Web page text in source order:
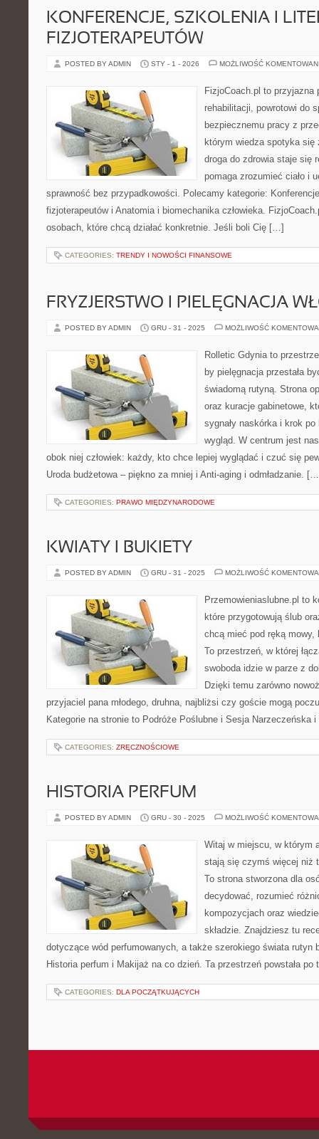
KONFERENCJE, SZKOLENIA I
FIZJOTERAPEUTÓW
POSTED BY ADMIN STY - 1 - 2026 MOŻLIWOŚĆ
FizjoCoach.pl to przyjazna
rehabilitacji, powrotowi do
bezpiecznemu pracy z
którym wiedza spotyka
droga do zdrowia staje się
pomaga zrozumieć ciało i
sprawność bez przypadkowości. Polecamy kategorie:
fizjoterapeutów i Anatomia i biomechanika człowieka.
osobach, które chcą działać konkretnie. Jeśli boli Cię […]
CATEGORIES: TRENDY I NOWOŚCI FINANSOWE
FRYZJERSTWO I PIELĘGNACJA
POSTED BY ADMIN GRU - 31 - 2025 MOŻLIWOŚĆ
Rolletic Gdynia to
by pielęgnacja przestała
świadomą rutyną. Strona
oraz kuracje gabinetowe,
sygnały naskórka i krok
wygląd. W centrum jest
obok niej człowiek: każdy, kto chce lepiej wyglądać i czuć się
Uroda budżetowa – piękno za mniej i Anti-aging i odmładzanie.
CATEGORIES: PRAWO MIĘDZYNARODOWE
KWIATY I BUKIETY
POSTED BY ADMIN GRU - 31 - 2025 MOŻLIWOŚĆ
Przemowieniaslubne.pl to
które przygotowują ślub
chcą mieć pod ręką
To przestrzeń, w której
swoboda idzie w parze z
Dzięki temu zarówno
przyjaciel pana młodego, druhna, najbliżsi czy goście mogą
Kategorie na stronie to Podróże Poślubne i Sesja Narzeczeńska
CATEGORIES: ZRĘCZNOŚCIOWE
HISTORIA PERFUM
POSTED BY ADMIN GRU - 30 - 2025 MOŻLIWOŚĆ
Witaj w miejscu, w którym
stają się czymś więcej niż
To strona stworzona dla
decydować, rozumieć
kompozycjach oraz
składzie. Znajdziesz tu
dotyczące wód perfumowanych, a także szerokiego świata rutyn
Historia perfum i Makijaż na co dzień. Ta przestrzeń powstała
CATEGORIES: DLA POCZĄTKUJĄCYCH